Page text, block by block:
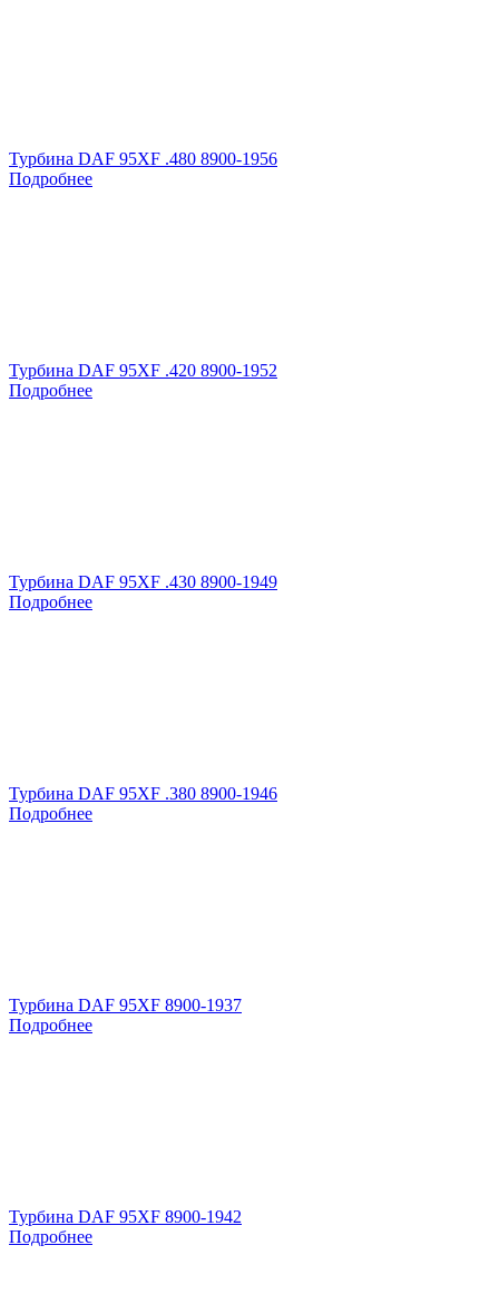
Турбина DAF 95XF .480 8900-1956
Подробнее
Турбина DAF 95XF .420 8900-1952
Подробнее
Турбина DAF 95XF .430 8900-1949
Подробнее
Турбина DAF 95XF .380 8900-1946
Подробнее
Турбина DAF 95XF 8900-1937
Подробнее
Турбина DAF 95XF 8900-1942
Подробнее